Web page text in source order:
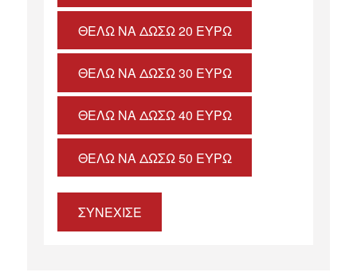
ΘΈΛΩ ΝΑ ΔΏΣΩ 20 ΕΥΡΏ
ΘΈΛΩ ΝΑ ΔΏΣΩ 30 ΕΥΡΏ
ΘΈΛΩ ΝΑ ΔΏΣΩ 40 ΕΥΡΏ
ΘΈΛΩ ΝΑ ΔΏΣΩ 50 ΕΥΡΏ
ΣΥΝΕΧΙΣΕ